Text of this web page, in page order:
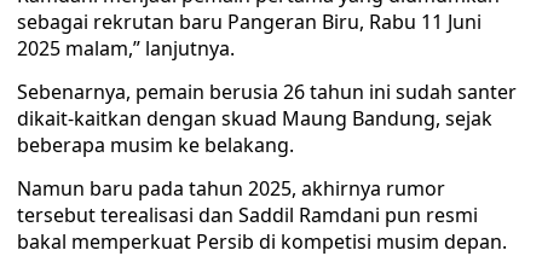
sebagai rekrutan baru Pangeran Biru, Rabu 11 Juni
2025 malam,” lanjutnya.
Sebenarnya, pemain berusia 26 tahun ini sudah santer
dikait-kaitkan dengan skuad Maung Bandung, sejak
beberapa musim ke belakang.
Namun baru pada tahun 2025, akhirnya rumor
tersebut terealisasi dan Saddil Ramdani pun resmi
bakal memperkuat Persib di kompetisi musim depan.